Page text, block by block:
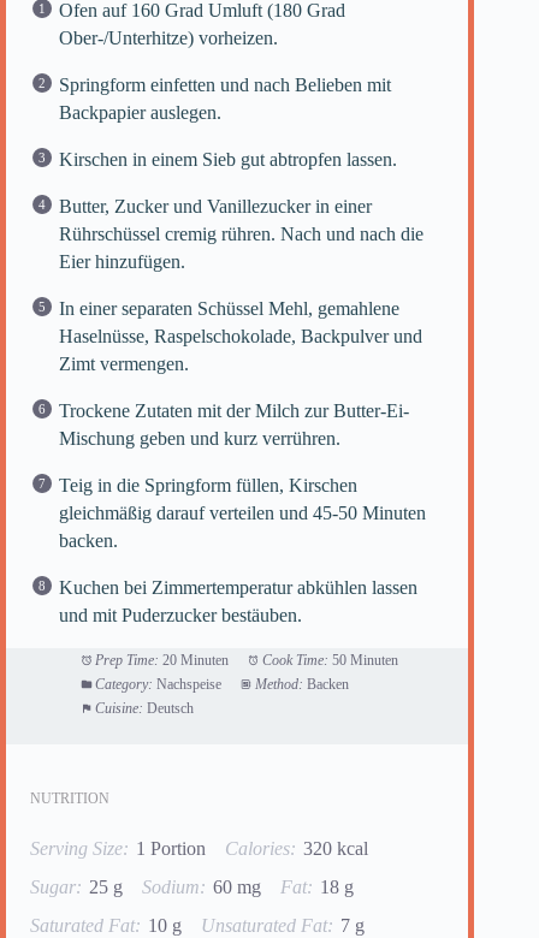
Ofen auf 160 Grad Umluft (180 Grad
Ober-/Unterhitze) vorheizen.
Springform einfetten und nach Belieben mit
Backpapier auslegen.
Kirschen in einem Sieb gut abtropfen lassen.
Butter, Zucker und Vanillezucker in einer
Rührschüssel cremig rühren. Nach und nach die
Eier hinzufügen.
In einer separaten Schüssel Mehl, gemahlene
Haselnüsse, Raspelschokolade, Backpulver und
Zimt vermengen.
Trockene Zutaten mit der Milch zur Butter-Ei-
Mischung geben und kurz verrühren.
Teig in die Springform füllen, Kirschen
gleichmäßig darauf verteilen und 45-50 Minuten
backen.
Kuchen bei Zimmertemperatur abkühlen lassen
und mit Puderzucker bestäuben.
Prep Time: 20 Minuten Cook Time: 50 Minuten
Category: Nachspeise Method: Backen
Cuisine: Deutsch
NUTRITION
Serving Size: 1 Portion Calories: 320 kcal
Sugar: 25 g Sodium: 60 mg Fat: 18 g
Saturated Fat: 10 g Unsaturated Fat: 7 g